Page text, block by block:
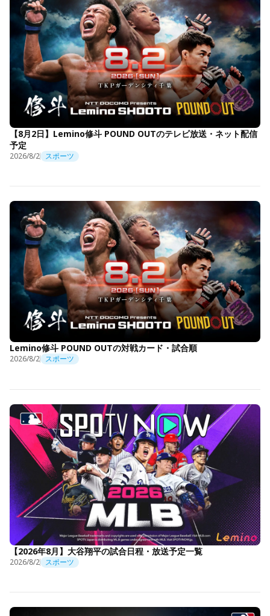
【8月2日】Lemino修斗 POUND OUTのテレビ放送・ネット配信
予定
2026/8/2 スポーツ
Lemino修斗 POUND OUTの対戦カード・試合順
2026/8/2 スポーツ
【2026年8月】大谷翔平の試合日程・放送予定一覧
2026/8/2 スポーツ